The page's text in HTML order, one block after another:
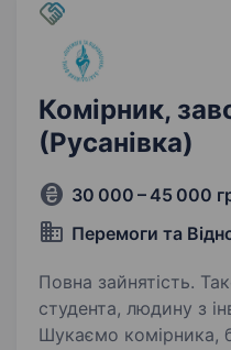
Комірник,
(Русанівка)
30 000 – 45 000
Перемоги та
Повна зайнятість.
студента, людину з
Шукаємо комірника,